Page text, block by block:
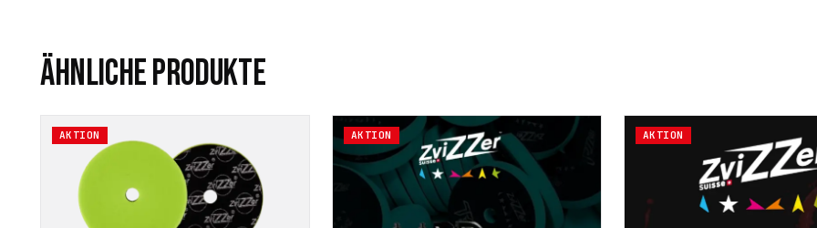
ÄHNLICHE PRODUKTE
AKTION
Dieses
Produkt
mehrere
Varianten
AKTION AKTION